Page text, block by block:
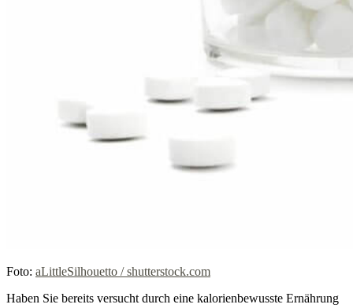
Foto: aLittleSilhouetto / shutterstock.com
Haben Sie bereits versucht durch eine kalorienbewusste Ernährung